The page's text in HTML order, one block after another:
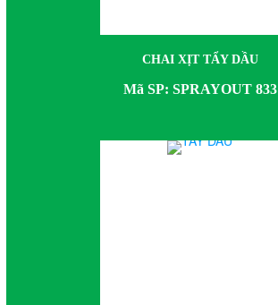
CHAI XỊT TẨY DẦU
Mã SP: SPRAYOUT 833